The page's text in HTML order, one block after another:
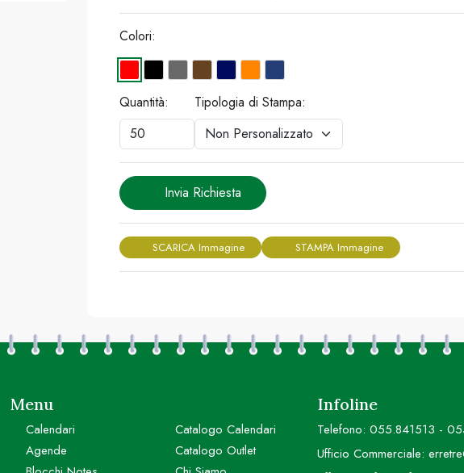
Colori:
Quantità: Tipologia di Stampa:
Invia Richiesta
SCARICA Immagine STAMPA Immagine
Menu
Calendari
Agende
Catalogo Calendari
Catalogo Outlet
Infoline
Telefono: 055.841513 -
Ufficio Commerciale: